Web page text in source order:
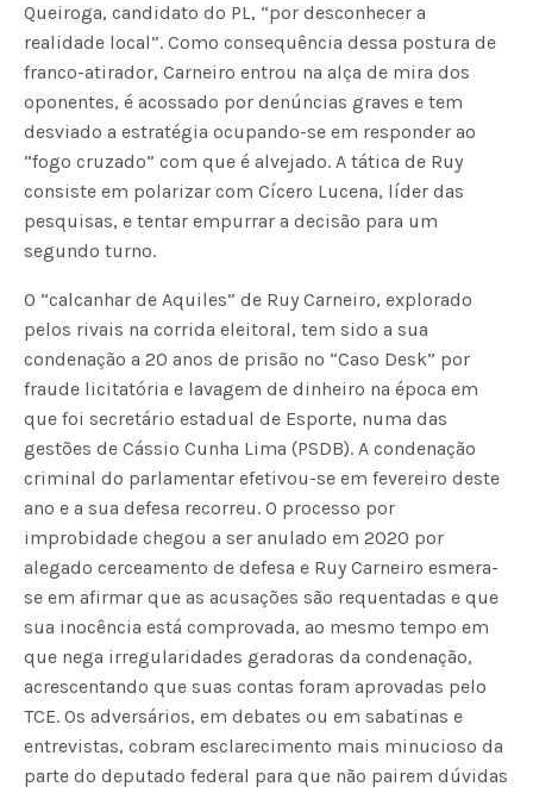
Queiroga, candidato do PL, “por desconhecer a
realidade local”. Como consequência dessa postura de
franco-atirador, Carneiro entrou na alça de mira dos
oponentes, é acossado por denúncias graves e tem
desviado a estratégia ocupando-se em responder ao
“fogo cruzado” com que é alvejado. A tática de Ruy
consiste em polarizar com Cícero Lucena, líder das
pesquisas, e tentar empurrar a decisão para um
segundo turno.
O “calcanhar de Aquiles” de Ruy Carneiro, explorado
pelos rivais na corrida eleitoral, tem sido a sua
condenação a 20 anos de prisão no “Caso Desk” por
fraude licitatória e lavagem de dinheiro na época em
que foi secretário estadual de Esporte, numa das
gestões de Cássio Cunha Lima (PSDB). A condenação
criminal do parlamentar efetivou-se em fevereiro deste
ano e a sua defesa recorreu. O processo por
improbidade chegou a ser anulado em 2020 por
alegado cerceamento de defesa e Ruy Carneiro esmera-
se em afirmar que as acusações são requentadas e que
sua inocência está comprovada, ao mesmo tempo em
que nega irregularidades geradoras da condenação,
acrescentando que suas contas foram aprovadas pelo
TCE. Os adversários, em debates ou em sabatinas e
entrevistas, cobram esclarecimento mais minucioso da
parte do deputado federal para que não pairem dúvidas